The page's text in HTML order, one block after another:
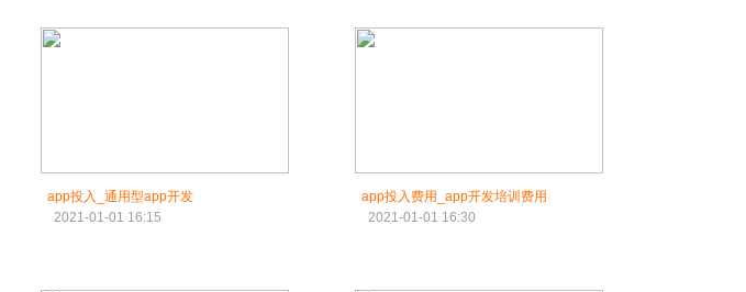
app投入_通用型app开发
2021-01-01 16:15
app投入费用_app开发培训费用
2021-01-01 16:30